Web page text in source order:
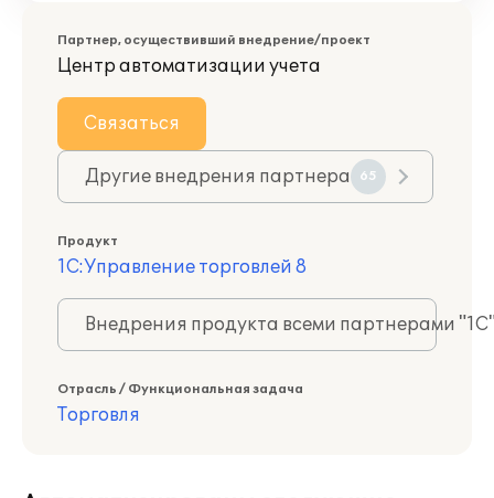
Партнер, осуществивший внедрение/проект
Центр автоматизации учета
Связаться
Другие внедрения партнера 65
Продукт
1С:Управление торговлей 8
Внедрения продукта всеми партнерами
Отрасль / Функциональная задача
Торговля